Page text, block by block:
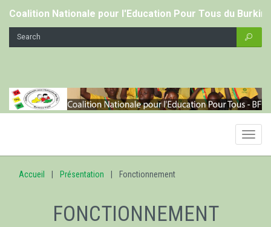
Coalition Nationale pour l'Education Pour Tous du
Accueil Présentation Fonctionnement
FONCTIONNEMENT